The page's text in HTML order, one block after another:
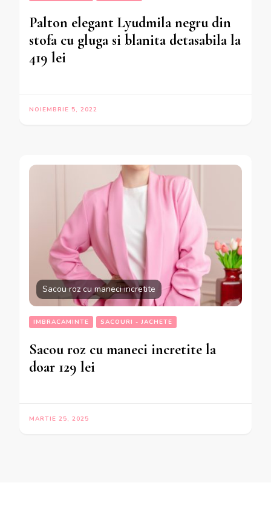
Palton elegant Lyudmila negru din
stofa cu gluga si blanita detasabila la
419 lei
NOIEMBRIE 5, 2022
Sacou roz cu maneci incretite
IMBRACAMINTE SACOURI - JACHETE
Sacou roz cu maneci incretite la
doar 129 lei
MARTIE 25, 2025